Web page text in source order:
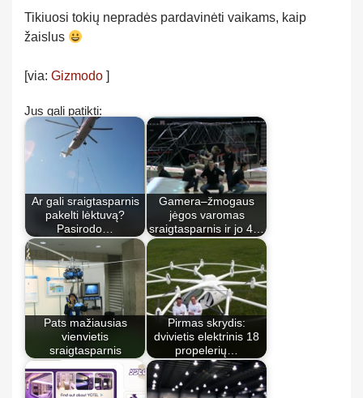
Tikiuosi tokių nepradės pardavinėti vaikams, kaip
žaislus
[via: Gizmodo ]
Jus gali patikti:
Ar gali sraigtasparnis
pakelti lėktuvą?
Pasirodo…
Gamera–žmogaus
jėgos varomas
sraigtasparnis ir jo 4…
Pats mažiausias
vienvietis
sraigtasparnis
Pirmas skrydis:
dvivietis elektrinis 18
propelerių…